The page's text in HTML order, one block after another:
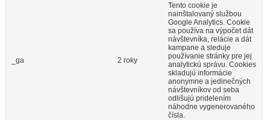
_ga 2 roky
Tento cookie je
nainštalovaný službou
Google Analytics. Cookie
sa používa na výpočet dát
návštevníka, relácie a dát
kampane a sleduje
používanie stránky pre jej
analytickú správu. Cookies
skladujú informácie
anonymne a jedinečných
návštevníkov od seba
odlišujú pridelením
náhodne vygenerovaného
čísla.